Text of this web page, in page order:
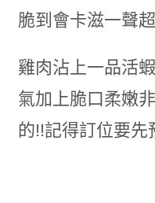
脆到會卡滋一聲超
雞肉沾上一品活
氣加上脆口柔嫩
的!!記得訂位要先